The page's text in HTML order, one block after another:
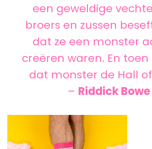
een geweldige
broers en zussen
dat ze een monster
creëren waren. En
dat monster de Hall
– Riddick Bowe